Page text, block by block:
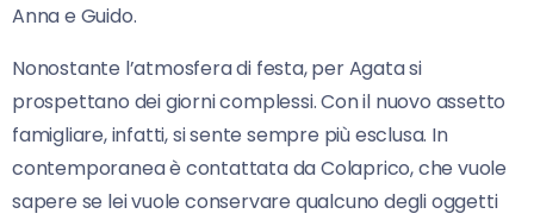
Anna e Guido.
Nonostante l’atmosfera di festa, per Agata si
prospettano dei giorni complessi. Con il nuovo assetto
famigliare, infatti, si sente sempre più esclusa. In
contemporanea è contattata da Colaprico, che vuole
sapere se lei vuole conservare qualcuno degli oggetti